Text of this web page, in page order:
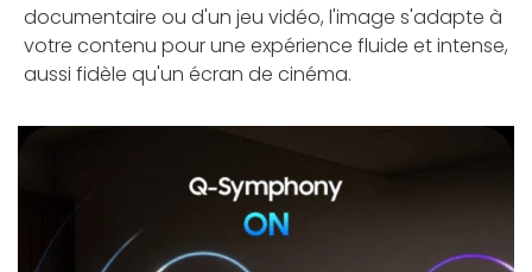
documentaire ou d'un jeu vidéo, l'image s'adapte à
votre contenu pour une expérience fluide et intense,
aussi fidèle qu'un écran de cinéma.